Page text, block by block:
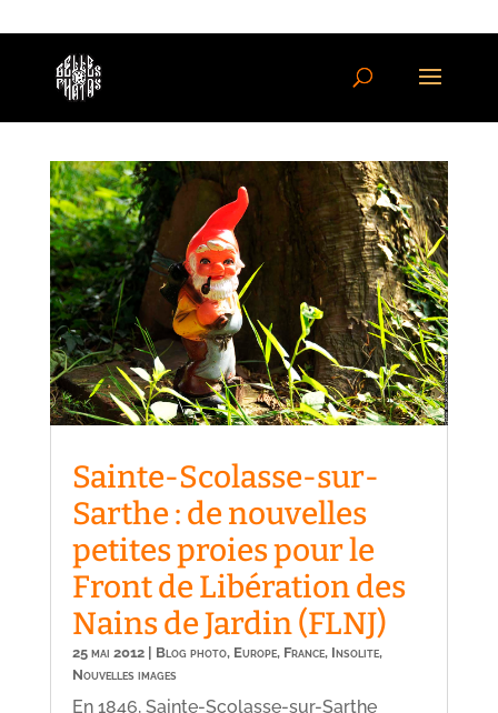
Sainte-Scolasse-sur-
Sarthe : de nouvelles
petites proies pour le
Front de Libération des
Nains de Jardin (FLNJ)
25 mai 2012| Blog photo, Europe, France, Insolite,
Nouvelles images
En 1846, Sainte-Scolasse-sur-Sarthe